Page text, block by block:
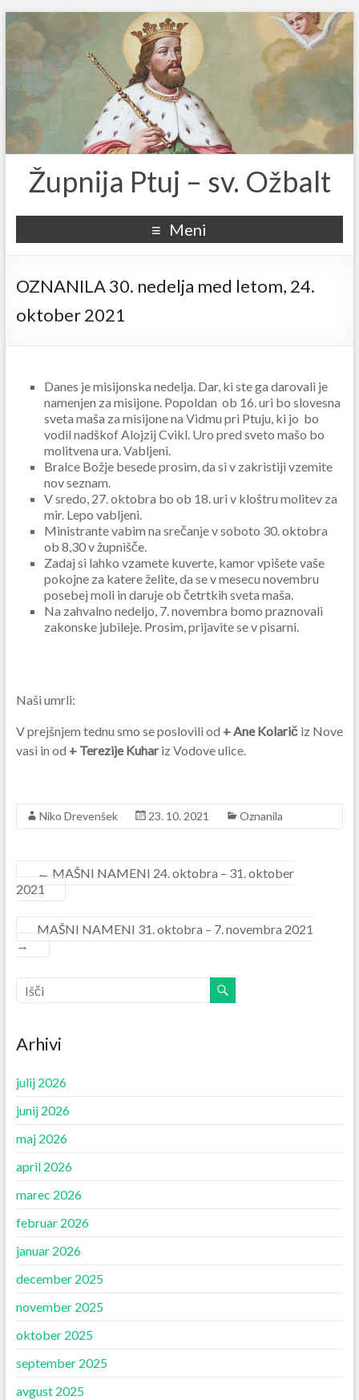
Župnija Ptuj – sv. Ožbalt
Meni
OZNANILA 30. nedelja med letom, 24.
oktober 2021
Danes je misijonska nedelja. Dar, ki ste ga darovali je
namenjen za misijone. Popoldan ob 16. uri bo slovesna
sveta maša za misijone na Vidmu pri Ptuju, ki jo bo
vodil nadškof Alojzij Cvikl. Uro pred sveto mašo bo
molitvena ura. Vabljeni.
Bralce Božje besede prosim, da si v zakristiji vzemite
nov seznam.
V sredo, 27. oktobra bo ob 18. uri v kloštru molitev za
mir. Lepo vabljeni.
Ministrante vabim na srečanje v soboto 30. oktobra
ob 8,30 v župnišče.
Zadaj si lahko vzamete kuverte, kamor vpišete vaše
pokojne za katere želite, da se v mesecu novembru
posebej moli in daruje ob četrtkih sveta maša.
Na zahvalno nedeljo, 7. novembra bomo praznovali
zakonske jubileje. Prosim, prijavite se v pisarni.
Naši umrli:
V prejšnjem tednu smo se poslovili od + Ane Kolaričiz Nove
vasi in od + Terezije Kuhariz Vodove ulice.
Niko Drevenšek 23. 10. 2021 Oznanila
← MAŠNI NAMENI 24. oktobra – 31. oktober
2021
MAŠNI NAMENI 31. oktobra – 7. novembra 2021
→
Arhivi
julij 2026
junij 2026
maj 2026
april 2026
marec 2026
februar 2026
januar 2026
december 2025
november 2025
oktober 2025
september 2025
avgust 2025